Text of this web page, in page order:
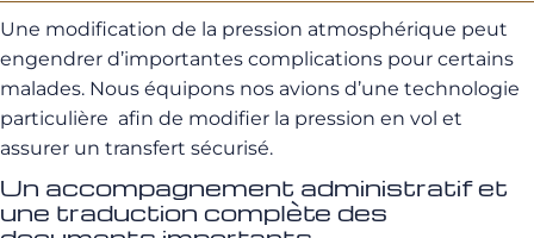
Une modification de la pression atmosphérique peut
engendrer d’importantes complications pour certains
malades. Nous équipons nos avions d’une technologie
particulière afin de modifier la pression en vol et
assurer un transfert sécurisé.
Un accompagnement administratif et
une traduction complète des